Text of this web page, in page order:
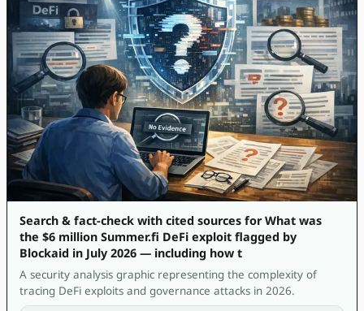
Search & fact-check with cited sources for What was
the $6 million Summer.fi DeFi exploit flagged by
Blockaid in July 2026 — including how t
A security analysis graphic representing the complexity of
tracing DeFi exploits and governance attacks in 2026.